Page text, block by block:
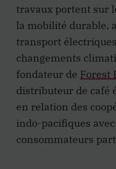
travaux portent sur
la mobilité durable,
transport
changements
fondateur de Forest
distributeur de café
en relation des
indo-pacifiques
consommateurs